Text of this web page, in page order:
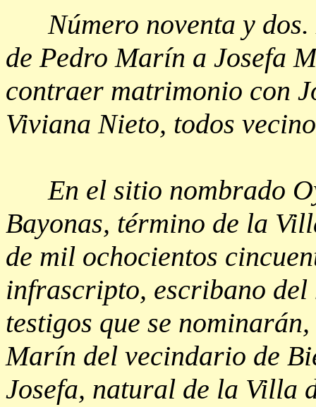
Número noventa y dos.
de Pedro Marín a Josefa
contraer matrimonio con
Viviana Nieto, todos
En el sitio nombrado
Bayonas, término de la
de mil ochocientos
infrascripto, escribano
testigos que se
Marín del vecindario de
Josefa, natural de la Villa